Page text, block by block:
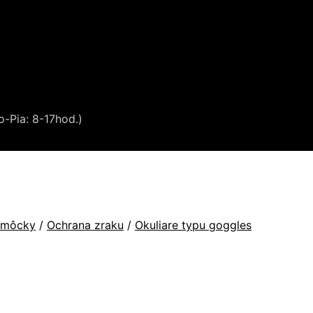
Pia: 8-17hod.)
/ Ochrana zraku / Okuliare typu goggles